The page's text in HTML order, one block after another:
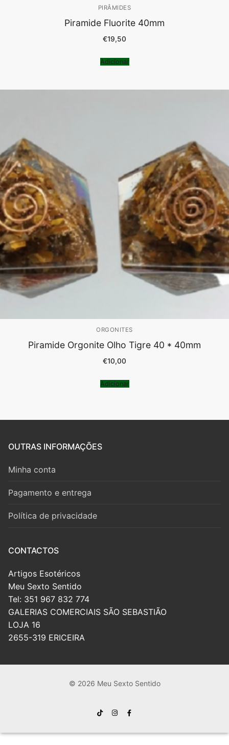
PIRÂMIDES
Piramide Fluorite 40mm
€19,50
Adicionar
ORGONITES
Piramide Orgonite Olho Tigre 40 * 40mm
€10,00
Adicionar
OUTRAS INFORMAÇÕES
Minha conta
Pagamento e entrega
Política de privacidade
CONTACTOS
Artigos Esotéricos
Meu Sexto Sentido
Tel: 351 967 832 774
GALERIAS COMERCIAIS SÃO SEBASTIÃO
LOJA 16
2655-319 ERICEIRA
© 2026 Meu Sexto Sentido